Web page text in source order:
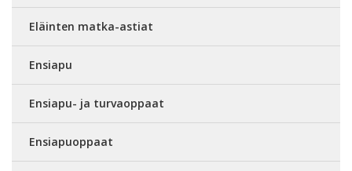
Eläinten matka-astiat
Ensiapu
Ensiapu- ja turvaoppaat
Ensiapuoppaat